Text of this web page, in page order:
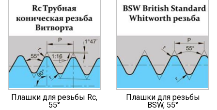
Плашки для резьбы Rc,
55°
Плашки для резьбы
BSW, 55°